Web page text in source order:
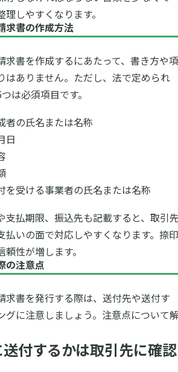
理しやすくなります。
求書の作成方法
求書を作成するにあたって、書き方や項
はありません。ただし、法で定められ
は必須項目です。
者の氏名または名称
日
を受ける事業者の氏名または名称
支払期限、振込先も記載すると、取引
払いの面で対応しやすくなります。捺印
頼性が増します。
の注意点
求書を発行する際は、送付先や送付す
グに注意しましょう。注意点について
送付するかは取引先に確認